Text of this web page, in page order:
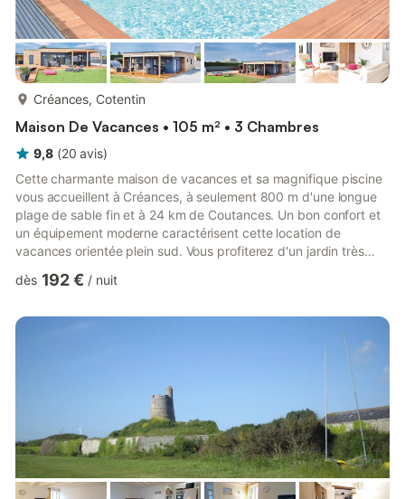
Créances, Cotentin
Maison De Vacances • 105 m² • 3 Chambres
9,8 (20 avis)
Cette charmante maison de vacances et sa magnifique piscine
vous accueillent à Créances, à seulement 800 m d'une longue
plage de sable fin et à 24 km de Coutances. Un bon confort et
un équipement moderne caractérisent cette location de
vacances orientée plein sud. Vous profiterez d'un jardin très
détente en famille. Rafraîchissez-vous de temps en temps dans
pleinement de la baignade, même si le temps n'est pas au beau
fixe. Des pièces spacieuses et très agréablement aménagées
dès 192 € / nuit